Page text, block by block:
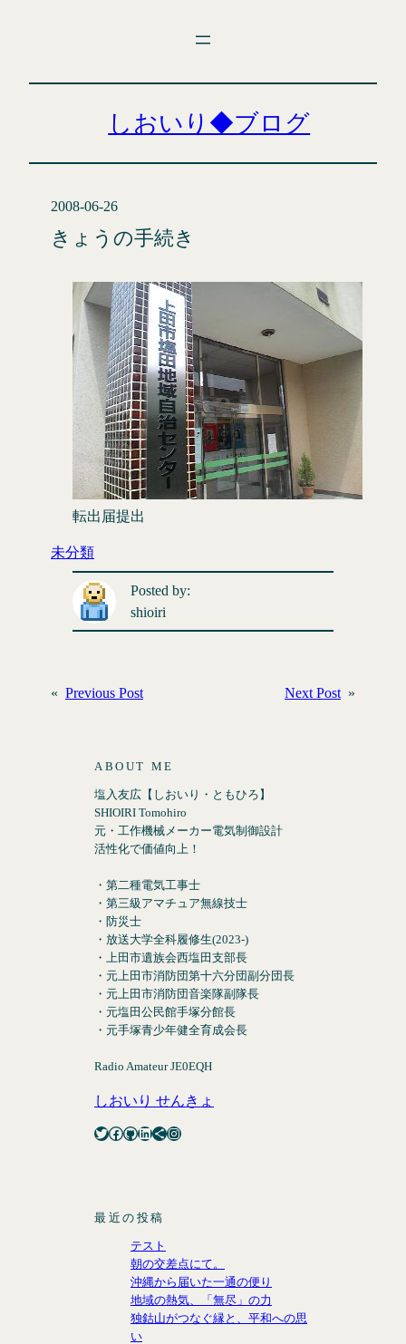
しおいり◆ブログ
2008-06-26
きょうの手続き
転出届提出
未分類
Posted by:
shioiri
« Previous Post Next Post »
ABOUT ME
塩入友広【しおいり・ともひろ】
SHIOIRI Tomohiro
元・工作機械メーカー電気制御設計
活性化で価値向上！
・第二種電気工事士
・第三級アマチュア無線技士
・防災士
・放送大学全科履修生(2023-)
・上田市遺族会西塩田支部長
・元上田市消防団第十六分団副分団長
・元上田市消防団音楽隊副隊長
・元塩田公民館手塚分館長
・元手塚青少年健全育成会長
Radio Amateur JE0EQH
しおいり せんきょ
Twitter Facebook GitHub LinkedIn Share Icon Instagram
最近の投稿
テスト
朝の交差点にて。
沖縄から届いた一通の便り
地域の熱気、「無尽」の力
独鈷山がつなぐ縁と、平和への思
い